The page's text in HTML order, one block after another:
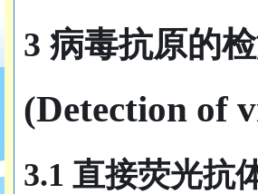
3 病毒抗原的
(Detection of
3.1 直接荧光抗